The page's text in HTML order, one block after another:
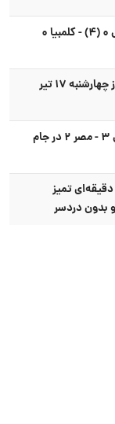
ببینید؛ خلاصه بازی سوئیس ۰ (۴) - کلمبیا ۰
قیمت دلار، طلا و سکه امروز چهارشنبه ۱۷ تیر
ببینید؛ خلاصه بازی آرژانتین ۳ - مصر ۲ در جام
مایکروویو را با این ترفند ۵ دقیقه‌ای تمیز
بدون دردسر